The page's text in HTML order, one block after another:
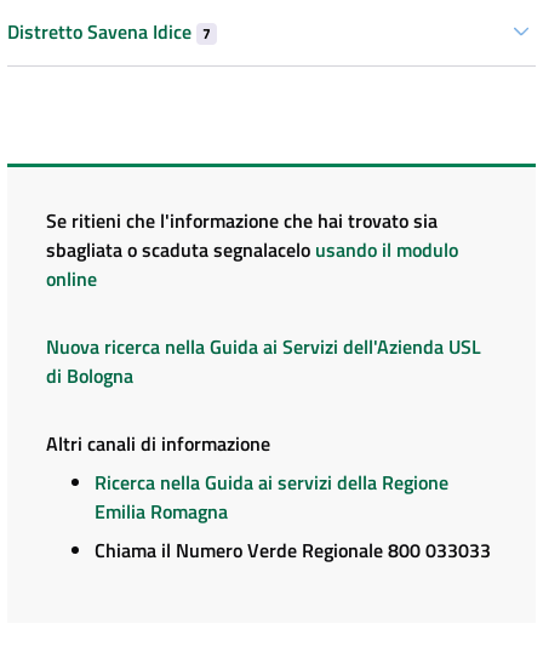
Distretto Savena Idice 7
Se ritieni che l'informazione che hai trovato sia
sbagliata o scaduta segnalacelo usando il modulo
online
Nuova ricerca nella Guida ai Servizi dell'Azienda USL
di Bologna
Altri canali di informazione
Ricerca nella Guida ai servizi della Regione
Emilia Romagna
Chiama il Numero Verde Regionale 800 033033